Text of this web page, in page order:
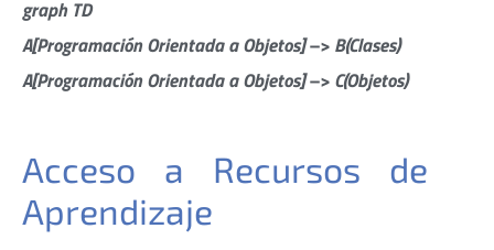
graph TD
A[Programación Orientada a Objetos] –> B(Clases)
A[Programación Orientada a Objetos] –> C(Objetos)
Acceso a Recursos de
Aprendizaje